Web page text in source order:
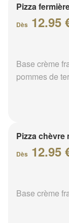
Pizza
Dès 12.95
Base crème
pommes de
Pizza chèvre
Dès 12.95
Base crème